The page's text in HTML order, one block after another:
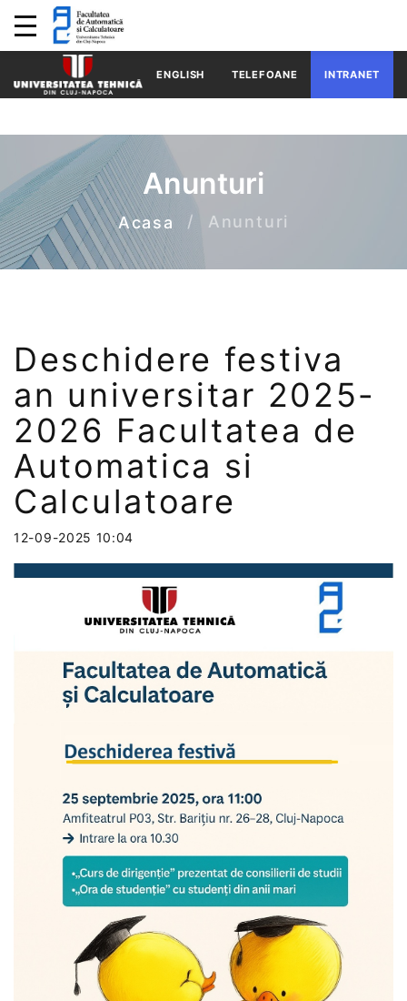
ENGLISH TELEFOANE INTRANET
Anunturi
Acasa Anunturi
Deschidere festiva
an universitar 2025-
2026 Facultatea de
Automatica si
Calculatoare
12-09-2025 10:04